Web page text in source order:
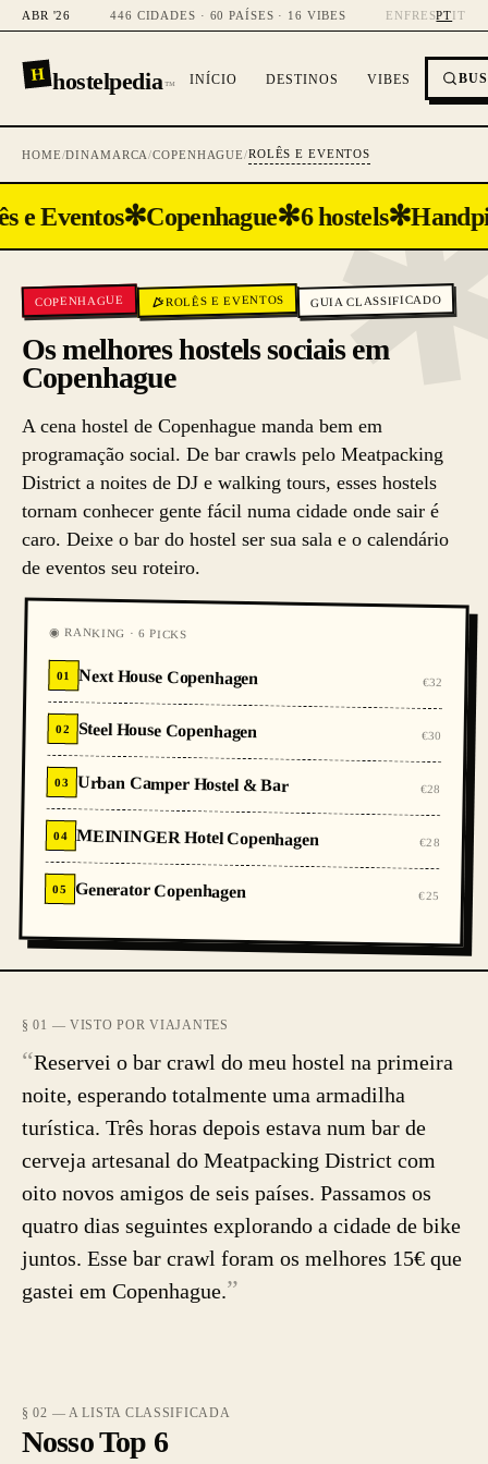
ABR '26 446 CIDADES · 60 PAÍSES · 16 VIBES EN FR ESPTIT
H hostelpedia™ INÍCIO DESTINOS VIBES
HOME/DINAMARCA/COPENHAGUE/ROLÊS E EVENTOS
e Eventos✻Copenhague✻6 hostels✻
COPENHAGUE ROLÊS E EVENTOS GUIA CLASSIFICADO
Os melhores hostels sociais em
Copenhague
A cena hostel de Copenhague manda bem em
programação social. De bar crawls pelo Meatpacking
District a noites de DJ e walking tours, esses hostels
tornam conhecer gente fácil numa cidade onde sair é
caro. Deixe o bar do hostel ser sua sala e o calendário
de eventos seu roteiro.
◉ RANKING · 6 PICKS
01 Next House Copenhagen €32
02 Steel House Copenhagen €30
03 Urban Camper Hostel & Bar €28
04 MEININGER Hotel Copenhagen €28
05 Generator Copenhagen €25
§ 01 — VISTO POR VIAJANTES
“Reservei o bar crawl do meu hostel na primeira
noite, esperando totalmente uma armadilha
turística. Três horas depois estava num bar de
cerveja artesanal do Meatpacking District com
oito novos amigos de seis países. Passamos os
quatro dias seguintes explorando a cidade de bike
juntos. Esse bar crawl foram os melhores 15€ que
gastei em Copenhague.”
§ 02 — A LISTA CLASSIFICADA
Nosso Top 6